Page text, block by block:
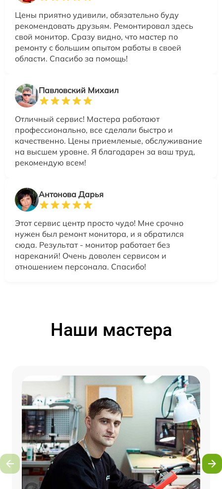
Цены приятно удивили, обязательно буду
рекомендовать друзьям. Ремонтировал здесь
свой монитор. Сразу видно, что мастер по
ремонту с большим опытом работы в своей
области. Спасибо за помощь!
Павловский Михаил
Отличный сервис! Мастера работают
профессионально, все сделали быстро и
качественно. Цены приемлемые, обслуживание
на высшем уровне. Я благодарен за ваш труд,
рекомендую всем!
Антонова Дарья
Этот сервис центр просто чудо! Мне срочно
нужен был ремонт монитора, и я обратился
сюда. Результат - монитор работает без
нареканий! Очень доволен сервисом и
отношением персонала. Спасибо!
Наши мастера